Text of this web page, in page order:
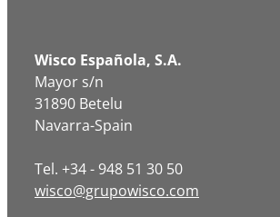
Wisco Española, S.A.
Mayor s/n
31890 Betelu
Navarra-Spain
Tel. +34 - 948 51 30 50
wisco@grupowisco.com